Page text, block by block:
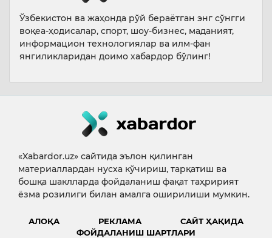
Ўзбекистон ва жаҳонда рўй бераётган энг сўнгги
воқеа-ҳодисалар, спорт, шоу-бизнес, маданият,
информацион технологиялар ва илм-фан
янгиликларидан доимо хабардор бўлинг!
«Xabardor.uz» сайтида эълон қилинган
материаллардан нусха кўчириш, тарқатиш ва
бошқа шаклларда фойдаланиш фақат таҳририят
ёзма розилиги билан амалга оширилиши мумкин.
АЛОҚА РЕКЛАМА
САЙТ ҲАҚИДА
ФОЙДАЛАНИШ ШАРТЛАРИ